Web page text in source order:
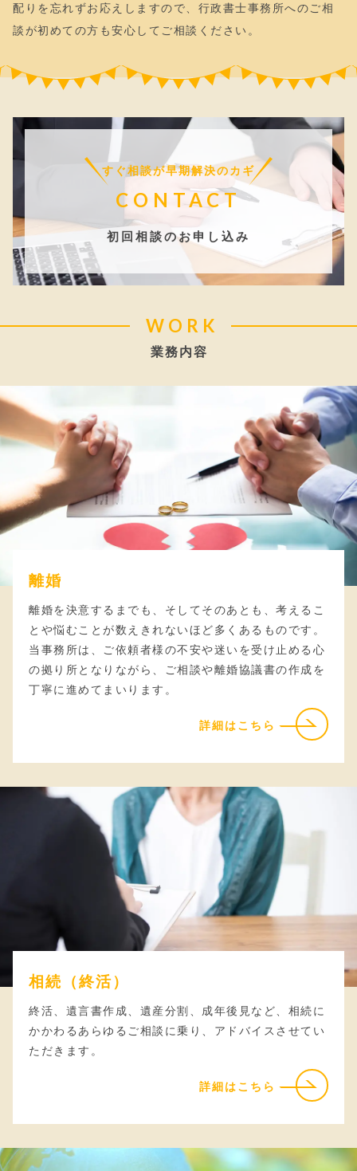
配りを忘れずお応えしますので、行政書士事務所へのご相
談が初めての方も安心してご相談ください。
すぐ相談が早期解決のカギ
CONTACT
初回相談のお申し込み
WORK
業務内容
離婚
離婚を決意するまでも、そしてそのあとも、考えるこ
とや悩むことが数えきれないほど多くあるものです。
当事務所は、ご依頼者様の不安や迷いを受け止める心
の拠り所となりながら、ご相談や離婚協議書の作成を
丁寧に進めてまいります。
詳細はこちら
相続（終活）
終活、遺言書作成、遺産分割、成年後見など、相続に
かかわるあらゆるご相談に乗り、アドバイスさせてい
ただきます。
詳細はこちら